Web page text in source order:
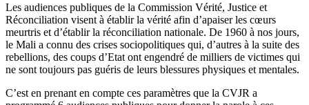
Les audiences publiques de la Commission Vérité, Justice et
Réconciliation visent à établir la vérité afin d’apaiser les cœurs
meurtris et d’établir la réconciliation nationale. De 1960 à nos jours,
le Mali a connu des crises sociopolitiques qui, d’autres à la suite des
rebellions, des coups d’Etat ont engendré de milliers de victimes qui
ne sont toujours pas guéris de leurs blessures physiques et mentales.
C’est en prenant en compte ces paramètres que la CVJR a